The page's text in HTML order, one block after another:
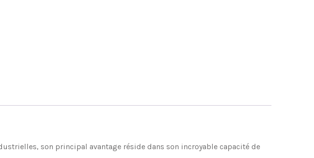
son principal avantage réside dans son incroyable capacité de